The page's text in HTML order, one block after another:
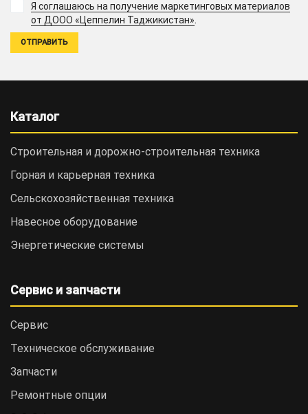
Я соглашаюсь на получение маркетинговых материалов
от ДООО «Цеппелин Таджикистан».
Каталог
Строительная и дорожно-cтроительная техника
Горная и карьерная техника
Сельскохозяйственная техника
Навесное оборудование
Энергетические системы
Сервис и запчасти
Сервис
Техническое обслуживание
Запчасти
Ремонтные опции